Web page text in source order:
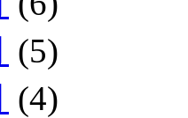
(5)
(4)